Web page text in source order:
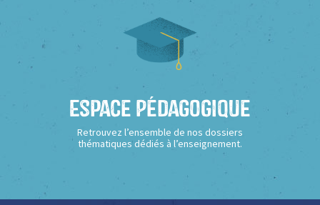
Espace Pédagogique
Retrouvez l’ensemble de nos dossiers
thématiques dédiés à l’enseignement.